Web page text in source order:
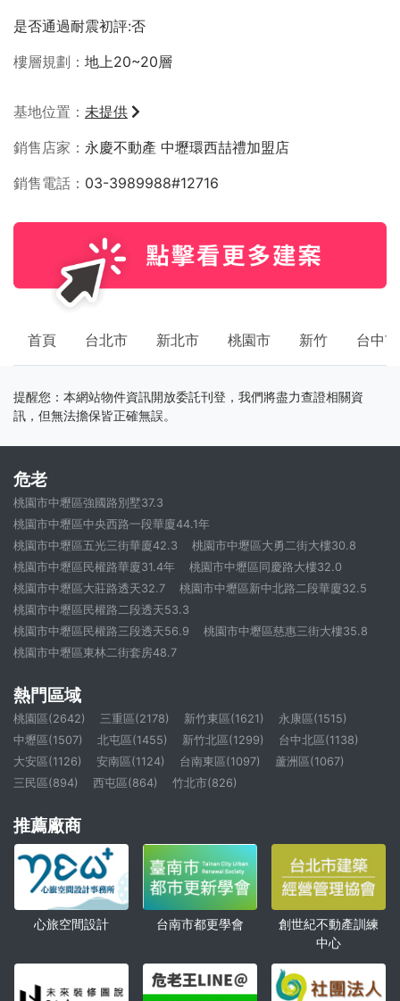
是否通過耐震初評:否
樓層規劃
地上20~20層
基地位置
未提供
銷售店家
永慶不動產 中壢環西喆禮加盟店
銷售電話
03-3989988#12716
首頁 台北市 新北市 桃園市 新竹 台中市
提醒您：本網站物件資訊開放委託刊登，我們將盡力查證相關資
訊，但無法擔保皆正確無誤。
危老
桃園市中壢區強國路別墅37.3
桃園市中壢區中央西路一段華廈44.1年
桃園市中壢區五光三街華廈42.3
桃園市中壢區大勇二街大樓30.8
桃園市中壢區民權路華廈31.4年
桃園市中壢區同慶路大樓32.0
桃園市中壢區大莊路透天32.7
桃園市中壢區新中北路二段華廈32.5
桃園市中壢區民權路二段透天53.3
桃園市中壢區民權路三段透天56.9
桃園市中壢區慈惠三街大樓35.8
桃園市中壢區東林二街套房48.7
熱門區域
桃園區(2642) 三重區(2178) 新竹東區(1621)
永康區(1515)
中壢區(1507)
北屯區(1455) 新竹北區(1299)
台中北區(1138)
大安區(1126)
安南區(1124) 台南東區(1097)
蘆洲區(1067)
三民區(894)
西屯區(864) 竹北市(826)
推薦廠商
心旅空間設計 台南市都更學會
創世紀不動產訓練
中心